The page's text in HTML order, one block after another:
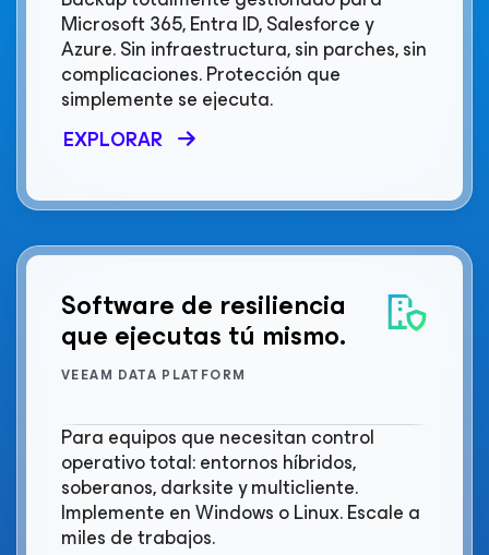
Microsoft 365, Entra ID, Salesforce y
Azure. Sin infraestructura, sin parches, sin
complicaciones. Protección que
simplemente se ejecuta.
EXPLORAR
Software de resiliencia
que ejecutas tú mismo.
VEEAM DATA PLATFORM
Para equipos que necesitan control
operativo total: entornos híbridos,
soberanos, darksite y multicliente.
Implemente en Windows o Linux. Escale a
miles de trabajos.